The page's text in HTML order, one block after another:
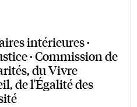
intérieures ·
· Commission de
du Vivre
de l'Égalité des